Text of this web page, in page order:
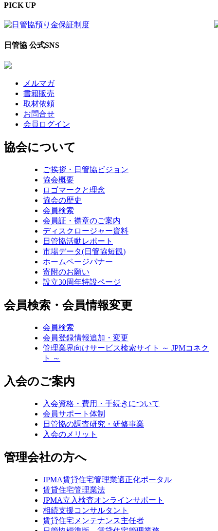
PICK UP
日管協 公式SNS
メルマガ
書籍販売
取材依頼
お問合せ
会員ログイン
協会について
ご挨拶・日管協ビジョン
協会概要
ロゴマークと理念
協会の歴史
会員検索
会員証・襟章のご案内
ディスクロージャー資料
日管協活動レポート
市場データ(日管協短観)
ホームページバナー
寄附のお願い
設立30周年特設ページ
会員検索・会員情報変更
会員検索
会員登録情報追加・変更
管理業界向けサービス検索サイト ～ JPMコネク
ト ～
入会のご案内
入会資格・費用・手続きについて
会員サポート体制
日管協の調査研究・研修事業
入会のメリット
管理会社の方へ
JPMA賃貸住宅管理業適正化ポータル
賃貸住宅管理業法
JPMA立入検査オンラインサポート
相続支援コンサルタント
賃貸住宅メンテナンス主任者